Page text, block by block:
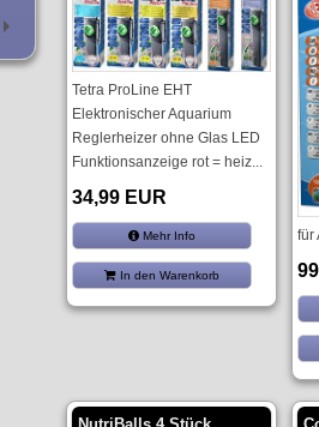
Tetra ProLine EHT
Elektronischer Aquarium
Reglerheizer ohne Glas LED
Funktionsanzeige rot = heiz...
34,99 EUR
Mehr Info
In den Warenkorb
für